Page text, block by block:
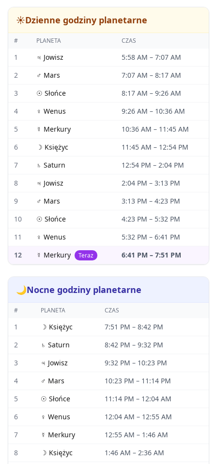
☀️Dzienne godziny planetarne
# PLANETA CZAS
1 ♃ Jowisz 5:58 AM – 7:07 AM
2
♂ Mars 7:07 AM – 8:17 AM
3
☉ Słońce 8:17 AM – 9:26 AM
4
♀ Wenus 9:26 AM – 10:36 AM
5
☿ Merkury 10:36 AM – 11:45 AM
6
☽ Księżyc 11:45 AM – 12:54 PM
7
♄ Saturn 12:54 PM – 2:04 PM
8
♃ Jowisz 2:04 PM – 3:13 PM
9
♂ Mars 3:13 PM – 4:23 PM
10
☉ Słońce 4:23 PM – 5:32 PM
11
♀ Wenus 5:32 PM – 6:41 PM
12
☿ Merkury Teraz 6:41 PM – 7:51 PM
🌙Nocne godziny planetarne
# PLANETA CZAS
1 ☽ Księżyc 7:51 PM – 8:42 PM
2
♄ Saturn 8:42 PM – 9:32 PM
3
♃ Jowisz 9:32 PM – 10:23 PM
4
♂ Mars 10:23 PM – 11:14 PM
5
☉ Słońce 11:14 PM – 12:04 AM
6
♀ Wenus 12:04 AM – 12:55 AM
7
☿ Merkury 12:55 AM – 1:46 AM
8
☽ Księżyc 1:46 AM – 2:36 AM